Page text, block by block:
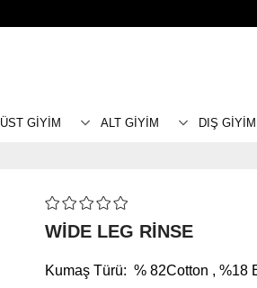
ÜST GİYİM ALT GİYİM DIŞ GİYİM
WİDE LEG RİNSE
Kumaş Türü: % 82Cotton , %18